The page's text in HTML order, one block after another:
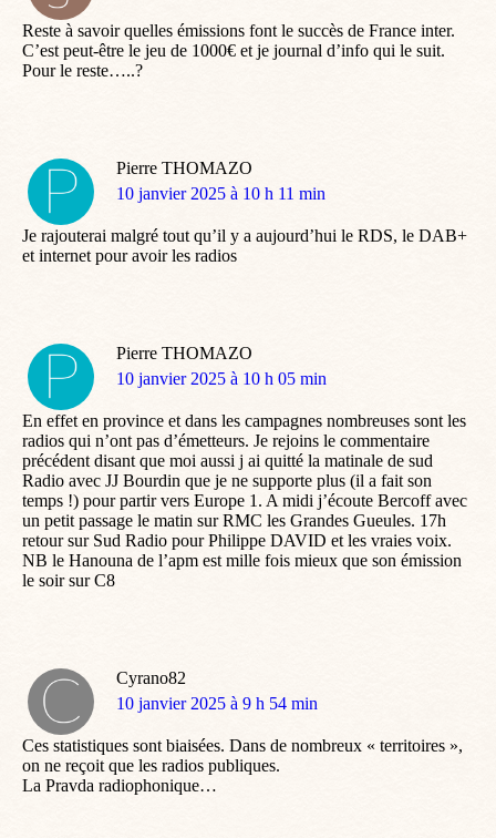
Reste à savoir quelles émissions font le succès de France inter.
C’est peut-être le jeu de 1000€ et je journal d’info qui le suit.
Pour le reste…..?
Pierre THOMAZO
dit
10 janvier 2025 à 10 h 11 min
Je rajouterai malgré tout qu’il y a aujourd’hui le RDS, le DAB+
et internet pour avoir les radios
Pierre THOMAZO
dit
10 janvier 2025 à 10 h 05 min
En effet en province et dans les campagnes nombreuses sont les
radios qui n’ont pas d’émetteurs. Je rejoins le commentaire
précédent disant que moi aussi j ai quitté la matinale de sud
Radio avec JJ Bourdin que je ne supporte plus (il a fait son
temps !) pour partir vers Europe 1. A midi j’écoute Bercoff avec
un petit passage le matin sur RMC les Grandes Gueules. 17h
retour sur Sud Radio pour Philippe DAVID et les vraies voix.
NB le Hanouna de l’apm est mille fois mieux que son émission
le soir sur C8
Cyrano82
dit
10 janvier 2025 à 9 h 54 min
Ces statistiques sont biaisées. Dans de nombreux « territoires »,
on ne reçoit que les radios publiques.
La Pravda radiophonique…